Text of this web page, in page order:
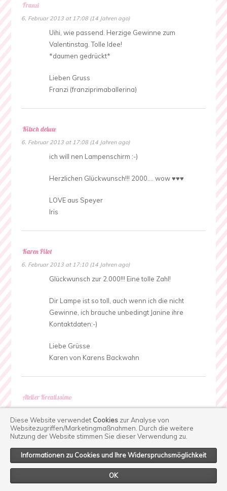
Franzi
6. Februar 2013 at 17:08 (14 Jahren ago)
Uihi, wie passend. Herzige Gewinne zum
Valentinstag. Tolle Idee!
*daumen gedrückt*
Lieben Gruss
Franzi (franziprimaballerina)
Kitsch deluxe
6. Februar 2013 at 17:08 (14 Jahren ago)
ich will nen Lampenschirm :-)
Herzlichen Glückwunsch!!! 2000…. wow ♥♥♥
LOVE aus Speyer
Iris
Karen Pilot
6. Februar 2013 at 17:10 (14 Jahren ago)
Glückwunsch zur 2.000!!! Eine tolle Zahl!
Dir Lampe ist so toll, auch wenn ich die nicht
Gewinne, ich brauche unbedingt Janine ihre
Kontaktdaten:-)
Liebe Grüsse
Karen von Karens Backwahn
Atelier Kreatissimo
6. Februar 2013 at 17:10 (14 Jahren ago)
Hallo,
auch von mir die besten Glückwünsche. Und was
für schöne Preise. Hier muss ich doch mein Glück
versuchen, da ich am 14.02. Geburtstag habe,
wäre das ein wunderschönes
Diese Website verwendet Cookies zur Analyse von
Websitezugriffen/Marketingmaßnahmen. Durch die weitere
Nutzung der Website stimmen Sie dieser Verwendung zu.
Informationen zu Cookies und Ihre Widerspruchsmöglichkeit
OK